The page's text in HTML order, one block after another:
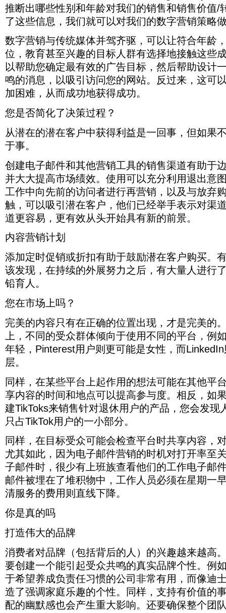
出
有
效
方
法
和
所
缺
少
的
您
无
法
实
现
目
标
的
机
会。
场
绩
效，
必
须
确
定
导
致
绩
不
佳
的
源
活
动，
然
后
更
改
这
些
活
动
提
绩
效。
因
此，
成
功
的
第
一
步
涉
及
对
您
的
营
销
策
略
的
审
核。
其
融
入
加
细
致
入
微
的
角
中
可
以
带
来
更
多
信
息，
例
如
生
活
方
受
欢
迎
的
沟
通
渠
道，
和
其
他
洞
察
力，
使
这
一
市
场
产
生
了
变
化。
无
论
您
多
么
努
或
费
多
少，
您
都
永
远
不
会
看
如
此
浪
的
原
因。
是
的，
您
可
以
接
触
很
多
人，
是
只
有
一
小
部
分
到
您
的
消
息
的
人
心
决
您
要
解
决
的
何
问
题。
回
到
我
的
Rogaine
示
例
中，
无
论
对
信
息
的
理
方
式
如
何，
满
头
访
问
分
（我
们
有
类
似
的
更
多
信
息）。
们
还
可
根
据
Google
Analytics（分
析）
中
的
他
数
据
推
断
出
哪
性
和
年
龄
对
我
们
销
售
和
销
售
价
转
化
有
最
大
的
影
有
了
这
些
息，
我
们
就
可
以
对
告
目
标，
后
帮
助
设
计
一
条
旨
在
引
该
群
体
鸣
的
消
息，
以
吸
引
问
您
的
网
站。
反
过
来，
这
以
帮
助
您
的
预
工
作
更
加
困
难，
而
成
功
地
获
得
成
访
问
者
行
再
营
销，
以
及
与
弃
购
物
车
的
客
户
进
行
接
触，
可
以
吸
潜
客
户，
他
们
已
经
举
手
表
示
对
渠
道
感
兴
趣，
这
比
使
用
渠
道
更
容
易，
更
有
效
从
开
具
有
新
的
前
景。
则
主
要
引
白
领
阶
层。
休
用
户
产
品，
您
会
发
现
人
很
少，
因
为
老
人
只
占
TikTok
用
户
的
一
小
部
班
族
查
看
他
们
的
工
作
电
子
件，
意
味
着
的
电
子
邮
件
被
埋
在
了
堆
物
中，
工
作
员
必
须
在
星
期
一
早
进
行
筛
选，
而
未
清
服
务
的
费
用
则
直
线
下
惯
的
公
司
非
常
有
用，
而
像
迪
士
这
的
大
公
则
创
造
强
调
家
乐
趣
的
个
性。
同
样，
持
价
值
的
事
业
或
现
出
与
客
户
匹
的
幽
默
感
也
会
产
重
大
影
响。
要
确
保
整
个
团
队
销
要
比
引
新
客
户
更
有
效，
更
便
宜，
究
表
明，
有
客
户
的
价
格
是
到
新
客
户
的
5
倍。
道
哪
些
素
最
有
可
能
改
善
市
场
绩
时，
请
集
中
精
力
制
定
战
略，
更
策
并
改
善
绩
效。
推断出哪些性别和年龄对我们的销售和销售价值/
了这些信息，我们就可以对我们的数字营销策略
数字营销与传统媒体并驾齐驱，可以让符合年龄
位，教育甚至兴趣的目标人群有选择地接触这些
以帮助您确定最有效的广告目标，然后帮助设计
鸣的消息，以吸引访问您的网站。反过来，这可
加困难，从而成功地获得成功。
您是否简化了决策过程？
从潜在的潜在客户中获得利益是一回事，但如果
于事。
创建电子邮件和其他营销工具的销售渠道有助于
并大大提高市场绩效。使用可以充分利用退出意
工作中向先前的访问者进行再营销，以及与放弃
触，可以吸引潜在客户，他们已经举手表示对渠
道更容易，更有效从头开始具有新的前景。
内容营销计划
添加定时促销或折扣有助于鼓励潜在客户购买。
该发现，在持续的外展努力之后，有大量人进行
铅育人。
您在市场上吗？
完美的内容只有在正确的位置出现，才是完美的
上，不同的受众群体倾向于使用不同的平台，例
年轻，Pinterest用户则更可能是女性，而
层。
同样，在某些平台上起作用的想法可能在其他平
享内容的时间和地点可以提高参与度。相反，如
建TikToks来销售针对退休用户的产品，您会发现
只占TikTok用户的一小部分。
同样，在目标受众可能会检查平台时共享内容，
尤其如此，因为电子邮件营销的时机对打开率至
子邮件时，很少有上班族查看他们的工作电子邮
邮件被埋在了堆积物中，工作人员必须在星期一
清服务的费用则直线下降。
你是真的吗
打造伟大的品牌
消费者对品牌（包括背后的人）的兴趣越来越高
要创建一个能引起受众共鸣的真实品牌个性。例
于希望养成负责任习惯的公司非常有用，而像迪
造了强调家庭乐趣的个性。同样，支持有价值的
配的幽默感也会产生重大影响。还要确保整个团